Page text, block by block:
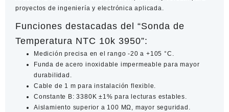
proyectos de ingeniería y electrónica aplicada.
Funciones destacadas del “Sonda de
Temperatura NTC 10k 3950”:
Medición precisa en el rango -20 a +105 °C.
Funda de acero inoxidable impermeable para mayor
durabilidad.
Cable de 1 m para instalación flexible.
Constante B: 3380K ±1% para lecturas estables.
Aislamiento superior a 100 MΩ, mayor seguridad.